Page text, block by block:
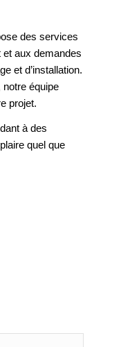
des services
et aux demandes
et d’installation.
équipe
projet.
à des
quel que